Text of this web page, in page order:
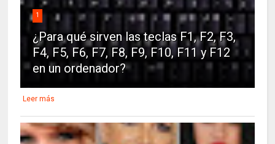
1
¿Para qué sirven las teclas F1, F2, F3,
F4, F5, F6, F7, F8, F9, F10, F11 y F12
en un ordenador?
Leer más